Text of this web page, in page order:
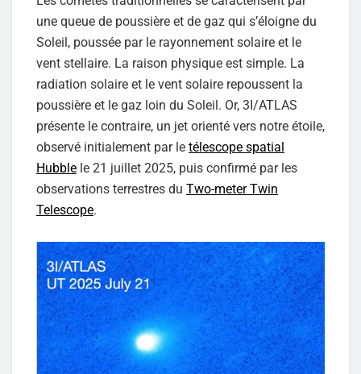
une queue de poussière et de gaz qui s’éloigne du
Soleil, poussée par le rayonnement solaire et le
vent stellaire. La raison physique est simple. La
radiation solaire et le vent solaire repoussent la
poussière et le gaz loin du Soleil. Or, 3I/ATLAS
présente le contraire, un jet orienté vers notre étoile,
observé initialement par le télescope spatial
Hubble le 21 juillet 2025, puis confirmé par les
observations terrestres du Two-meter Twin
Telescope.